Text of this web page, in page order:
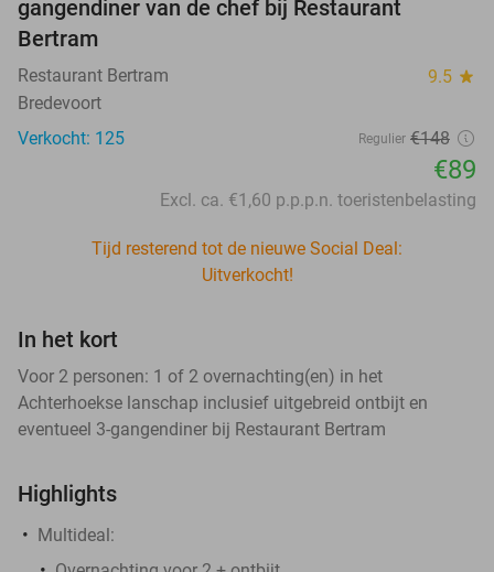
gangendiner van de chef bij Restaurant
Bertram
Restaurant Bertram 9.5 star
Bredevoort
Verkocht: 125
Regulier €148
€89
Excl. ca. €1,60 p.p.p.n. toeristenbelasting
Tijd resterend tot de nieuwe Social Deal:
Uitverkocht!
In het kort
Voor 2 personen: 1 of 2 overnachting(en) in het
Achterhoekse lanschap inclusief uitgebreid ontbijt en
eventueel 3-gangendiner bij Restaurant Bertram
Highlights
Multideal: